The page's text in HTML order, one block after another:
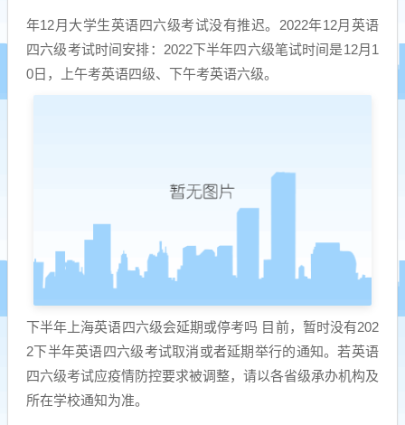
年12月大学生英语四六级考试没有推迟。2022年12月英语
四六级考试时间安排：2022下半年四六级笔试时间是12月1
0日，上午考英语四级、下午考英语六级。
下半年上海英语四六级会延期或停考吗 目前，暂时没有202
2下半年英语四六级考试取消或者延期举行的通知。若英语
四六级考试应疫情防控要求被调整，请以各省级承办机构及
所在学校通知为准。